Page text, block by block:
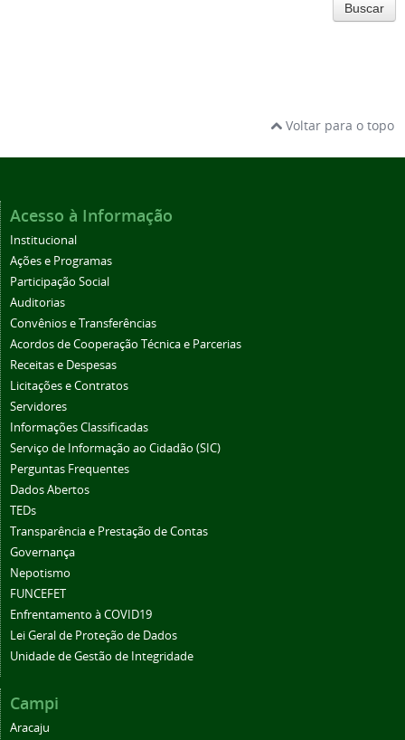
Buscar
Voltar para o topo
Acesso à Informação
Institucional
Ações e Programas
Participação Social
Auditorias
Convênios e Transferências
Acordos de Cooperação Técnica e Parcerias
Receitas e Despesas
Licitações e Contratos
Servidores
Informações Classificadas
Serviço de Informação ao Cidadão (SIC)
Perguntas Frequentes
Dados Abertos
TEDs
Transparência e Prestação de Contas
Governança
Nepotismo
FUNCEFET
Enfrentamento à COVID19
Lei Geral de Proteção de Dados
Unidade de Gestão de Integridade
Campi
Aracaju